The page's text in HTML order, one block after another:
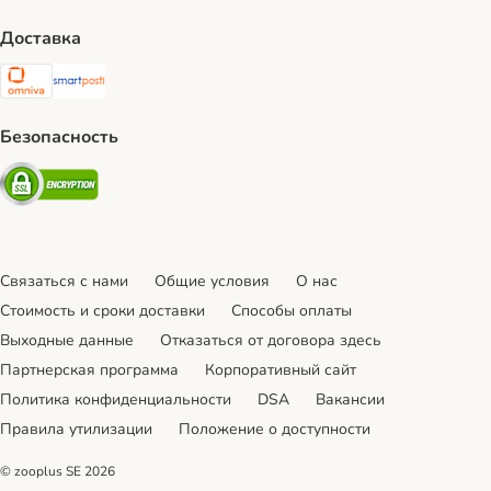
Доставка
Omniva Shipping Method
SmartPosti Shipping Method
Безопасность
Security
Связаться с нами Общие условия
О нас
Стоимость и сроки доставки
Cпособы оплаты
Выходные данные
Отказаться от договора здесь
Партнерская программа
Корпоративный сайт
Политика конфиденциальности
DSA
Вакансии
Правила утилизации
Положение о доступности
© zooplus SE 2026